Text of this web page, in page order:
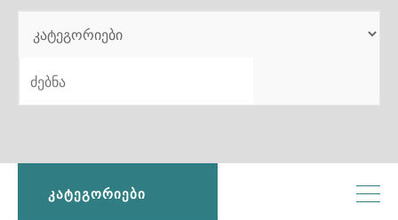
SEARCH
ᲙᲐᲢᲔᲒᲝᲠᲘᲔᲑᲘ